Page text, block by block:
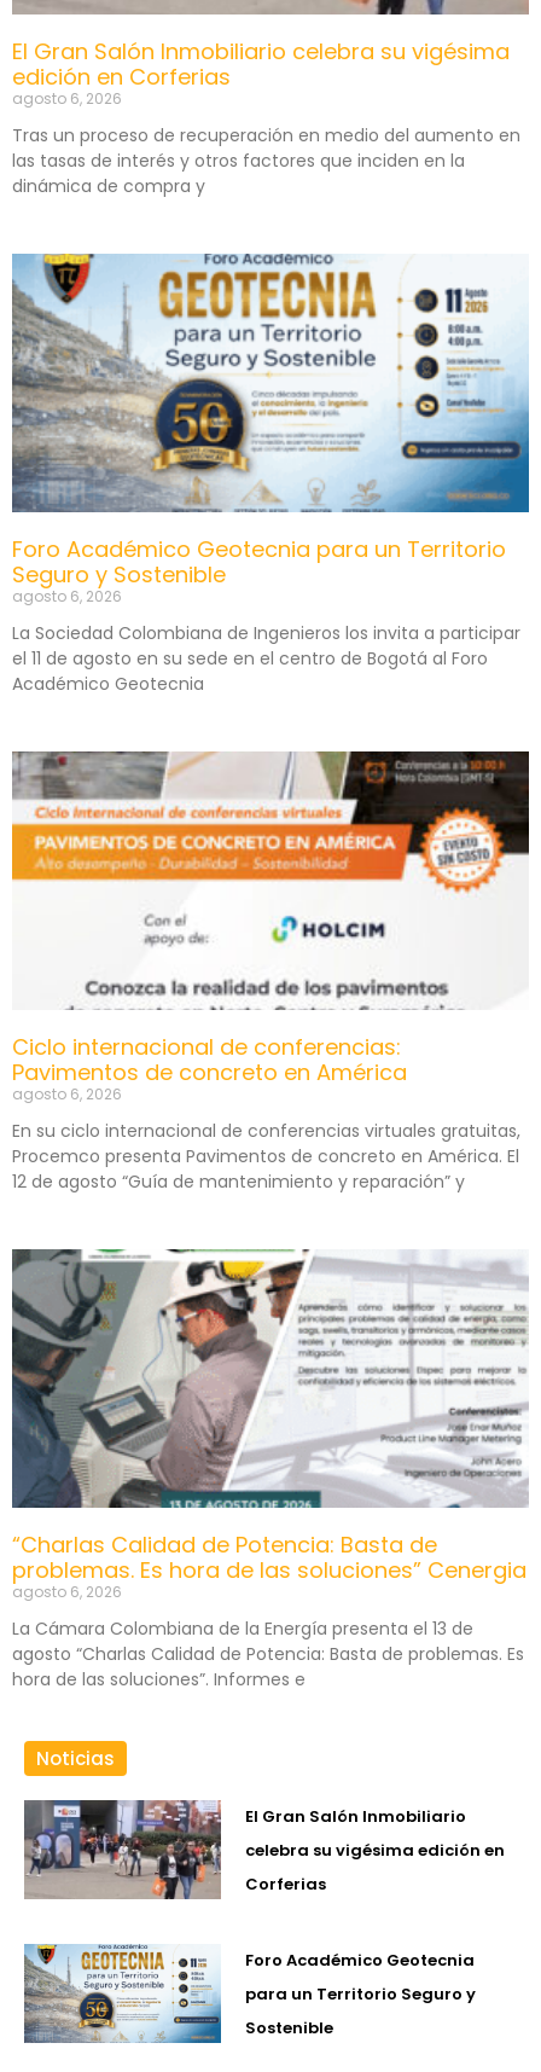
El Gran Salón Inmobiliario celebra su vigésima
edición en Corferias
agosto 6, 2026
Tras un proceso de recuperación en medio del aumento en
las tasas de interés y otros factores que inciden en la
dinámica de compra y
Foro Académico Geotecnia para un Territorio
Seguro y Sostenible
agosto 6, 2026
La Sociedad Colombiana de Ingenieros los invita a participar
el 11 de agosto en su sede en el centro de Bogotá al Foro
Académico Geotecnia
Ciclo internacional de conferencias:
Pavimentos de concreto en América
agosto 6, 2026
En su ciclo internacional de conferencias virtuales gratuitas,
Procemco presenta Pavimentos de concreto en América. El
12 de agosto “Guía de mantenimiento y reparación” y
“Charlas Calidad de Potencia: Basta de
problemas. Es hora de las soluciones” Cenergia
agosto 6, 2026
La Cámara Colombiana de la Energía presenta el 13 de
agosto “Charlas Calidad de Potencia: Basta de problemas. Es
hora de las soluciones”. Informes e
Noticias
El Gran Salón Inmobiliario
celebra su vigésima edición en
Corferias
Foro Académico Geotecnia
para un Territorio Seguro y
Sostenible